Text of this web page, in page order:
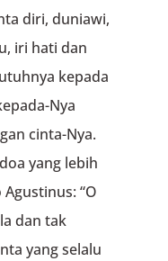
diri, duniawi,
iri hati dan
kepada
Nya
cinta-Nya.
yang lebih
“O
dan tak
yang selalu